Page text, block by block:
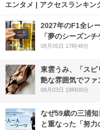
エンタメ | アクセスランキン
2027年のF1全レ
「夢のシーズン
08月05日 17時48分
東雲うみ、「スピ
艶な雰囲気でファ
08月03日 18時00分
なぜ59歳の三浦
と重なった「努力